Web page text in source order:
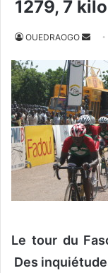
1279, 7
OUEDRAOGO
v
o
y
e
r
u
n
c
r
r
Le tour du
Des